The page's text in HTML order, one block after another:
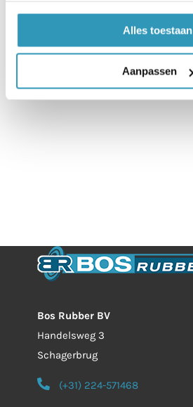
Alles toestaan
Aanpassen
Bos Rubber BV
Handelsweg 3
Schagerbrug
(+31) 224-571468